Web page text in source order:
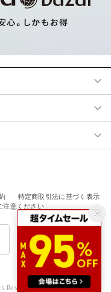
特定商取引法に基づく表示
注意ください
Reserved